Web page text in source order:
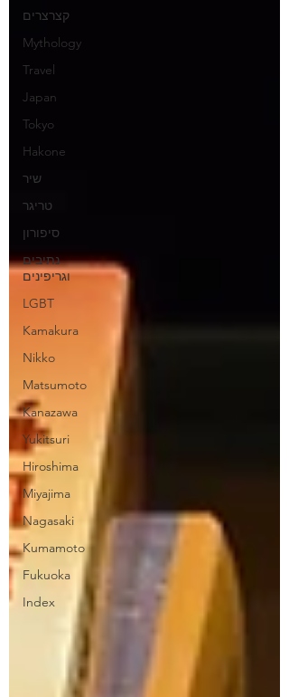
קצרצרים
Mythology
Travel
Japan
Tokyo
Hakone
שיר
טריגר
סיפורון
נתיבים
וגריפינים
LGBT
Kamakura
Nikko
Matsumoto
Kanazawa
Yukitsuri
Hiroshima
Miyajima
Nagasaki
Kumamoto
Fukuoka
Index